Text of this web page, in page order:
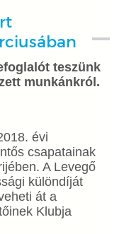
teszünk
mun­kánkról.
évi
csapatainak
A Levegő
különdíját
át a
Klubja